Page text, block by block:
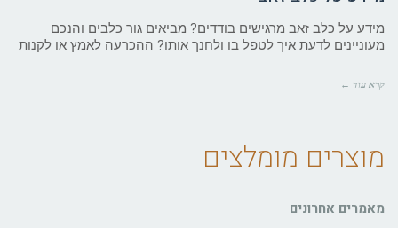
מידע על כלב זאב מרגישים בודדים? מביאים גור כלבים והנכם
מעוניינים לדעת איך לטפל בו ולחנך אותו? ההכרעה לאמץ או לקנות
קרא עוד ←
מוצרים מומלצים
מאמרים אחרונים